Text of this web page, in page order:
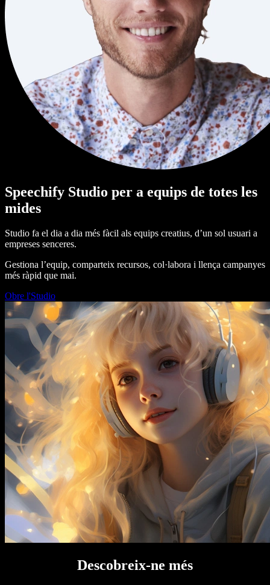
Speechify Studio per a equips de totes les
mides
Studio fa el dia a dia més fàcil als equips creatius, d’un sol usuari a
empreses senceres.
Gestiona l’equip, comparteix recursos, col·labora i llença campanyes
més ràpid que mai.
Obre l'Studio
Descobreix-ne més